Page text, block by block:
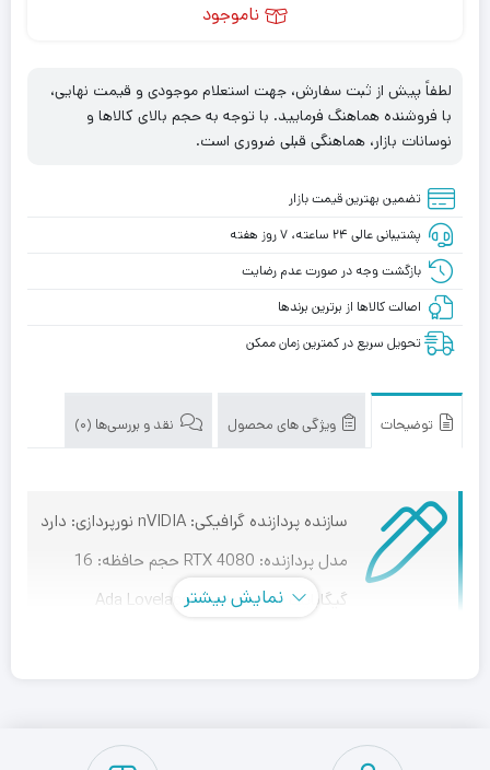
ناموجود
لطفاً پیش از ثبت سفارش، جهت استعلام موجودی و قیمت نهایی،
با فروشنده هماهنگ فرمایید. با توجه به حجم بالای کالاها و
نوسانات بازار، هماهنگی قبلی ضروری است.
تضمین بهترین قیمت بازار
پشتیبانی عالی ۲۴ ساعته، ۷ روز هفته
بازگشت وجه در صورت عدم رضایت
اصالت کالاها از برترین برندها
تحویل سریع در کمترین زمان ممکن
توضیحات ویژگی های محصول نقد و بررسی‌ها (0)
سازنده پردازنده گرافیکی: nVIDIA نورپردازی: دارد
مدل پردازنده: RTX 4080 حجم حافظه: 16
گیگابایت نسل پردازنده: Ada Lovelace
کارت گرافیک VGA ASUS TUF Gaming
نمایش بیشتر